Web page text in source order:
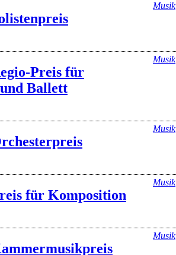
Musik
Musik
Preis für
Ballett
Musik
Musik
für Komposition
Musik